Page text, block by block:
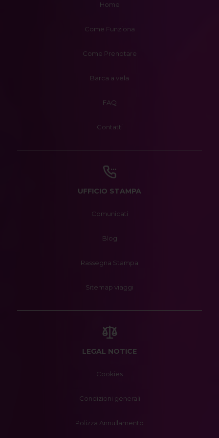
Home
Come Funziona
Come Prenotare
Barca a vela
FAQ
Contatti
UFFICIO STAMPA
Comunicati
Blog
Rassegna Stampa
Sitemap viaggi
LEGAL NOTICE
Cookies
Condizioni generali
Polizza Annullamento